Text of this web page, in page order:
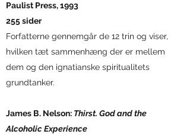
Paulist Press, 1993
255 sider
Forfatterne gennemgår de 12 trin og viser,
hvilken tæt sammenhæng der er mellem
dem og den ignatianske spiritualitets
grundtanker.
James B. Nelson: Thirst. God and the
Alcoholic Experience